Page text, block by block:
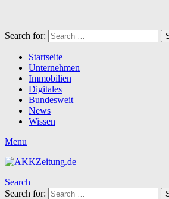
Search for:
Startseite
Unternehmen
Immobilien
Digitales
Bundesweit
News
Wissen
Menu
Search
Search for: